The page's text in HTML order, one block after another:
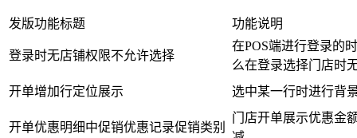
发版功能标题 功能说明
登录时无店铺权限不允许选择
在POS端进行登录的
么在登录选择门店时
开单增加行定位展示
选中某一行时进行背
开单优惠明细中促销优惠记录促销类别
门店开单展示优惠金